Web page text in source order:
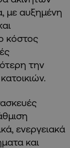
με αυξημένη
κόστος
την
ενεργειακά
και